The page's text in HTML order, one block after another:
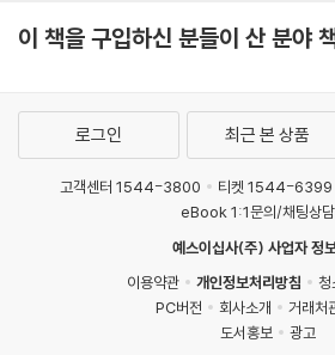
이 책을 구입하신 분들이 산 분야
로그인 최근 본 상품
고객센터 1544-3800 티켓 1544-6399
eBook 1:1문의/채팅상담
예스이십사(주) 사업자 정
이용약관
개인정보처리방침
PC버전
회사소개
거래처
도서홍보
광고